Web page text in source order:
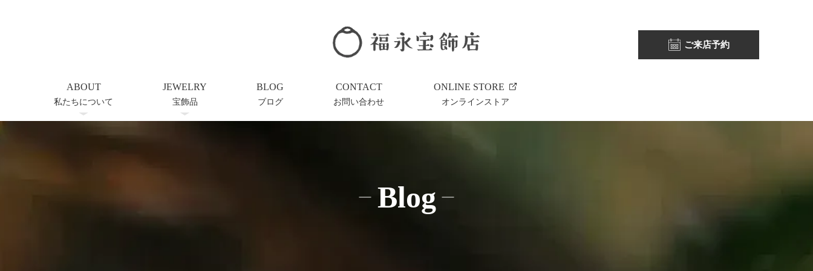
ABOUT
私たちについて
JEWELRY
宝飾品
BLOG
ブログ
CONTACT
お問い合わせ
ONLINE STORE
オンラインストア
ご来店予約
Blog